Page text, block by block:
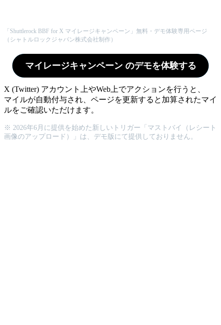
「Shuttlerock BBF for X マイレージキャンペーン」無料・デモ体験専用ページ
（シャトルロックジャパン株式会社制作）
マイレージキャンペーン のデモを体験する
X (Twitter) アカウント上やWeb上でアクションを行うと、
マイルが自動付与され、ページを更新すると加算されたマイ
ルをご確認いただけます。
※ 2026年6月に提供を始めた新しいトリガー「マストバイ（レシート
画像のアップロード）」は、デモ版にて提供しておりません。